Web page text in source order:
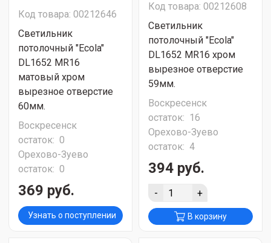
Код товара: 00212646
Светильник
потолочный "Ecola"
DL1652 MR16
матовый хром
вырезное отверстие
60мм.
Воскресенск
остаток: 0
Орехово-Зуево
остаток: 0
369 руб.
Узнать о поступлении
Код товара: 00212608
Светильник
потолочный "Ecola"
DL1652 MR16 хром
вырезное отверстие
59мм.
Воскресенск
остаток: 16
Орехово-Зуево
остаток: 4
394 руб.
- +
В корзину